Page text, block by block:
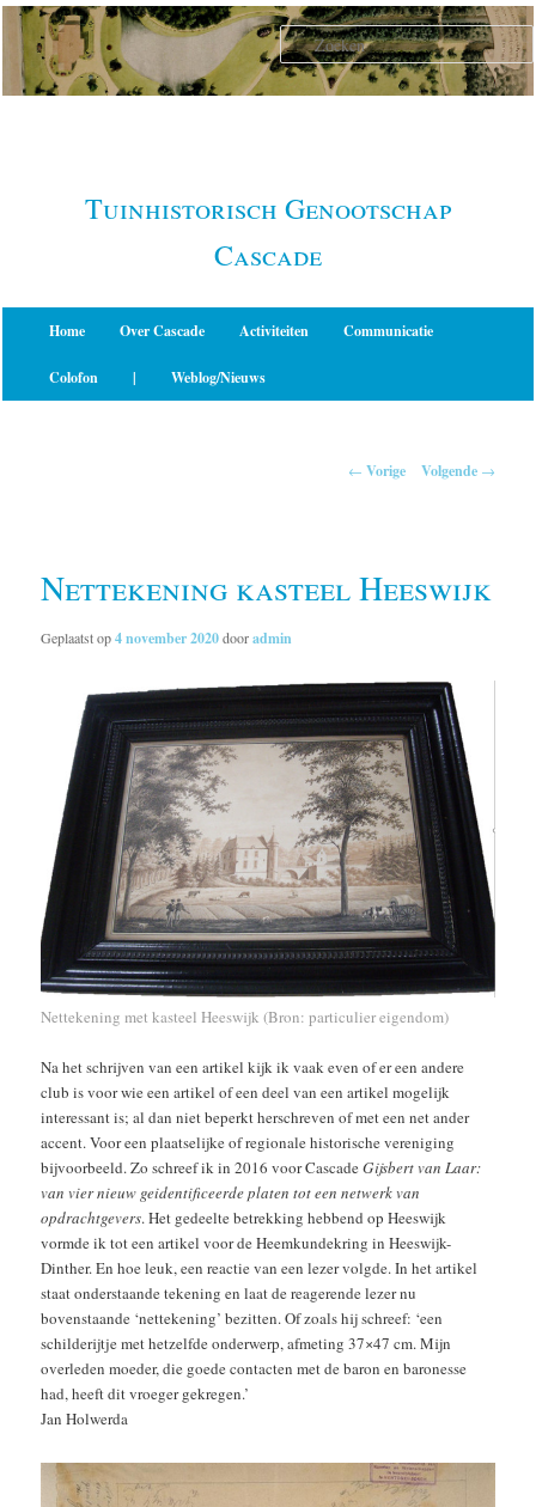
Spring
naar
primaire
Tuinhistorisch Genootschap
Cascade
Home Over Cascade Activiteiten Communicatie
Colofon | Weblog/Nieuws
← Vorige Volgende →
Nettekening kasteel Heeswijk
Geplaatst op4 november 2020dooradmin
Nettekening met kasteel Heeswijk (Bron: particulier eigendom)
Na het schrijven van een artikel kijk ik vaak even of er een andere
club is voor wie een artikel of een deel van een artikel mogelijk
interessant is; al dan niet beperkt herschreven of met een net ander
accent. Voor een plaatselijke of regionale historische vereniging
bijvoorbeeld. Zo schreef ik in 2016 voor CascadeGijsbert van Laar:
van vier nieuw geidentificeerde platen tot een netwerk van
opdrachtgevers. Het gedeelte betrekking hebbend op Heeswijk
vormde ik tot een artikel voor de Heemkundekring in Heeswijk-
Dinther. En hoe leuk, een reactie van een lezer volgde. In het artikel
staat onderstaande tekening en laat de reagerende lezer nu
bovenstaande ‘nettekening’ bezitten. Of zoals hij schreef: ‘een
schilderijtje met hetzelfde onderwerp, afmeting 37×47 cm. Mijn
overleden moeder, die goede contacten met de baron en baronesse
had, heeft dit vroeger gekregen.’
Jan Holwerda